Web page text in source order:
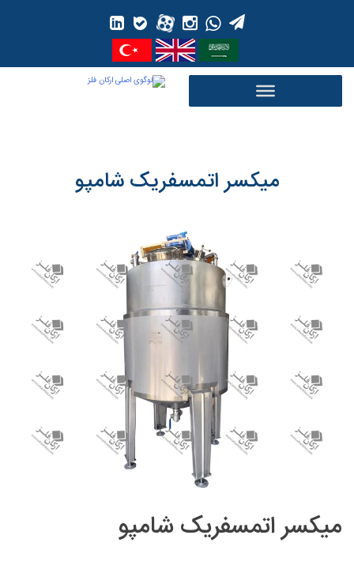
میکسر اتمسفریک شامپو
میکسر اتمسفریک شامپو